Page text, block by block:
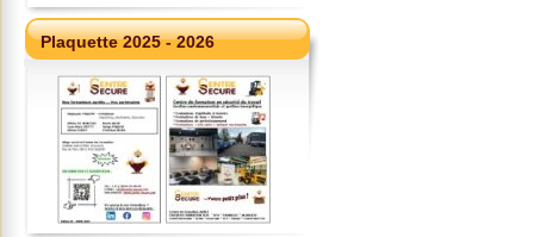
Plaquette 2025 - 2026